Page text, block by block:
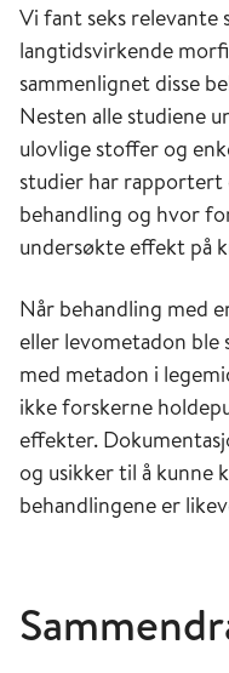
Vi fant seks
langtidsvirkende
sammenlignet disse
Nesten alle studiene
ulovlige stoffer og
studier har
behandling og hvor
undersøkte effekt på
Når behandling med
eller levometadon ble
med metadon i
ikke forskerne
effekter.
og usikker til å kunne
behandlingene er